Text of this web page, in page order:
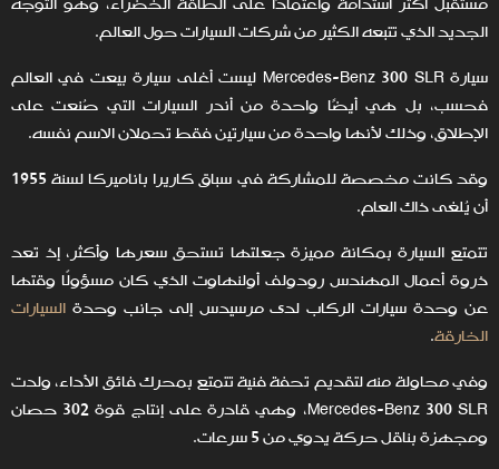
الجديد الذي تتبعه الكثير من شركات السيارات حول العالم.
سيارة Mercedes-Benz 300 SLR ليست أغلى سيارة بيعت في العالم
فحسب، بل هي أيضًا واحدة من أندر السيارات التي صُنعت على
الإطلاق، وذلك لأنها واحدة من سيارتين فقط تحملان الاسم نفسه.
وقد كانت مخصصة للمشاركة في سباق كاريرا باناميركا لسنة 1955
أن يُلغى ذاك العام.
تتمتع السيارة بمكانة مميزة جعلتها تستحق سعرها وأكثر، إذ تعد
ذروة أعمال المهندس رودولف أولنهاوت الذي كان مسؤولًا وقتها
عن وحدة سيارات الركاب لدى مرسيدس إلى جانب وحدة السيارات
الخارقة.
وفي محاولة منه لتقديم تحفة فنية تتمتع بمحرك فائق الأداء، ولدت
Mercedes-Benz 300 SLR، وهي قادرة على إنتاج قوة 302 حصان
ومجهزة بناقل حركة يدوي من 5 سرعات.